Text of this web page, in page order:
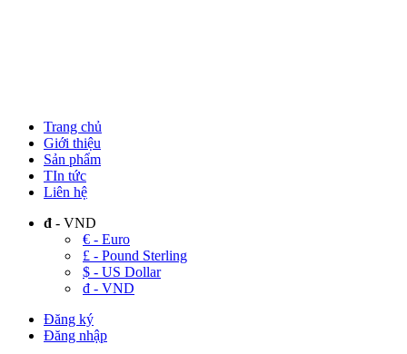
Trang chủ
Giới thiệu
Sản phẩm
TIn tức
Liên hệ
đ - VND
€ - Euro
£ - Pound Sterling
$ - US Dollar
đ - VND
Đăng ký
Đăng nhập